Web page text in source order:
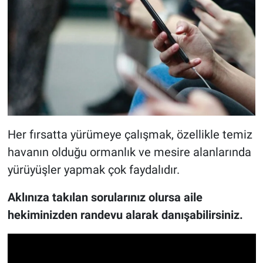
Her fırsatta yürümeye çalışmak, özellikle temiz
havanın olduğu ormanlık ve mesire alanlarında
yürüyüşler yapmak çok faydalıdır.
Aklınıza takılan sorularınız olursa aile
hekiminizden randevu alarak danışabilirsiniz.